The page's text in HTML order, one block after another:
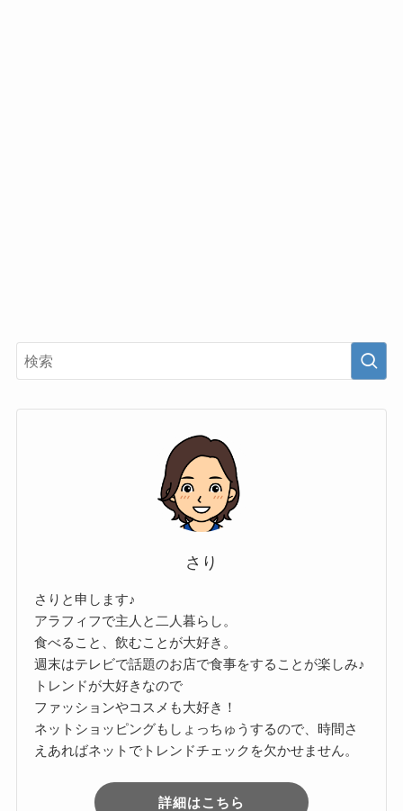
さり
さりと申します♪
アラフィフで主人と二人暮らし。
食べること、飲むことが大好き。
週末はテレビで話題のお店で食事をすることが楽しみ♪
トレンドが大好きなので
ファッションやコスメも大好き！
ネットショッピングもしょっちゅうするので、時間さ
えあればネットでトレンドチェックを欠かせません。
詳細はこちら